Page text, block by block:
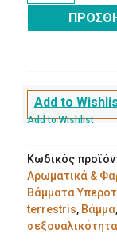
30ml
ποσότητα
Add to
Add to Wishlist
Κωδικός
Αρωματικά &
Βάμματα
terrestris, Βάμμα,
σεξουαλικότητα